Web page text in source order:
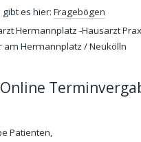
es hier: Fragebögen
Hermannplatz -Hausarzt
am Hermannplatz / Neukölln
Patienten,